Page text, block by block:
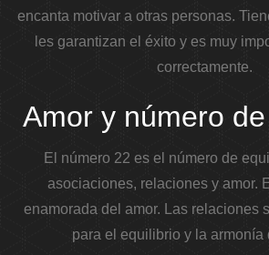
encanta motivar a otras personas.
les garantizan el éxito y es muy
correctamente.
Amor y número
El número 22 es el número de
asociaciones, relaciones y amor.
enamorada del amor. Las relaciones
para el equilibrio y la armonía